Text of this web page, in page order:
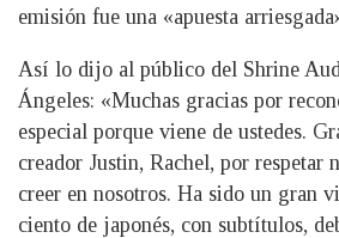
emisión fue una «apuesta
Así lo dijo al público del Shrine
Ángeles: «Muchas gracias por
especial porque viene de ustedes.
creador Justin, Rachel, por respetar
creer en nosotros. Ha sido un gran
ciento de japonés, con subtítulos,